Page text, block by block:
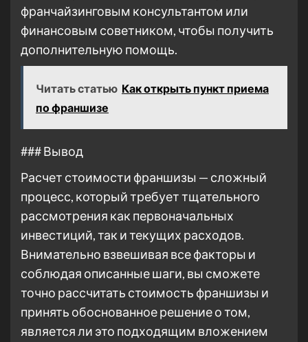
франчайзинговым консультантом или
финансовым советником, чтобы получить
дополнительную помощь.
Читать статью Как открыть пункт приема
по франшизе
### Вывод
Расчет стоимости франшизы — сложный
процесс, который требует тщательного
рассмотрения как первоначальных
инвестиций, так и текущих расходов.
Внимательно взвешивая все факторы и
соблюдая описанные шаги, вы сможете
точно рассчитать стоимость франшизы и
принять обоснованное решение о том,
является ли это подходящим вложением